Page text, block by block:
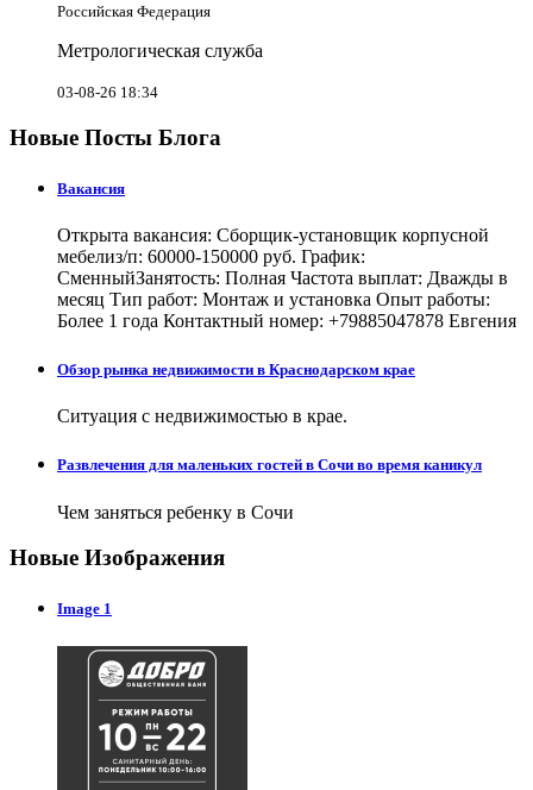
Российская Федерация
Метрологическая служба
03-08-26 18:34
Новые Посты Блога
Вакансия
Открыта вакансия: Сборщик-установщик корпусной
мебелиз/п: 60000-150000 руб. График:
СменныйЗанятость: Полная Частота выплат: Дважды в
месяц Тип работ: Монтаж и установка Опыт работы:
Более 1 года Контактный номер: +79885047878 Евгения
Обзор рынка недвижимости в Краснодарском крае
Ситуация с недвижимостью в крае.
Развлечения для маленьких гостей в Сочи во время каникул
Чем заняться ребенку в Сочи
Новые Изображения
Image 1